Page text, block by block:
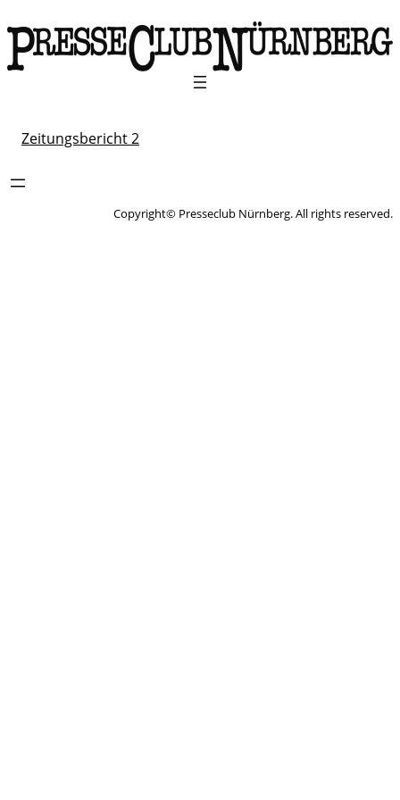
Zeitungsbericht 2
Copyright© Presseclub Nürnberg. All rights reserved.